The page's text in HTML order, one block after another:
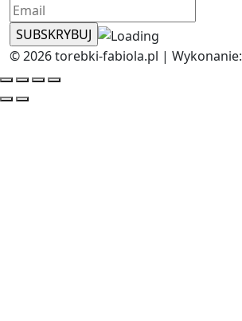
© 2026 torebki-fabiola.pl | Wykonanie: